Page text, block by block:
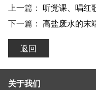
上一篇： 听党课、唱红
下一篇： 高盐废水的末
返回
关于我们